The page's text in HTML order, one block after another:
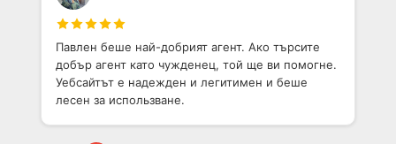
Павлен беше най-добрият агент. Ако търсите
добър агент като чужденец, той ще ви помогне.
Уебсайтът е надежден и легитимен и беше
лесен за использване.